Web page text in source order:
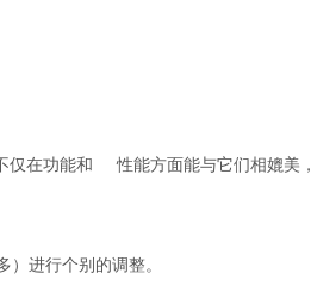
仅在功能和 性能方面能与它们相媲美
进行个别的调整。